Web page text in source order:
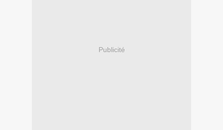
Publicité